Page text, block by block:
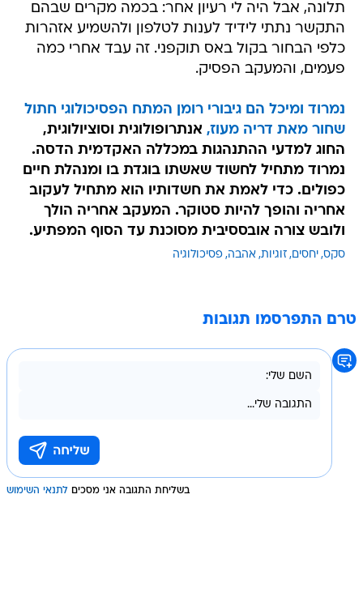
תלונה, אבל היה לי רעיון אחר: בכמה מקרים שבהם
התקשר נתתי לידיד לענות לטלפון ולהשמיע אזהרות
כלפי הבחור בקול באס תוקפני. זה עבד אחרי כמה
פעמים, והמעקב הפסיק.
נמרוד ומיכל הם גיבורי רומן המתח הפסיכולוגי חתול
שחור מאת דריה מעוז, אנתרופולוגית וסוציולוגית,
החוג למדעי ההתנהגות במכללה האקדמית הדסה.
נמרוד מתחיל לחשוד שאשתו בוגדת בו ומנהלת חיים
כפולים. כדי לאמת את חשדותיו הוא מתחיל לעקוב
אחריה והופך להיות סטוקר. המעקב אחריה הולך
ולובש צורה אובססיבית מסוכנת עד הסוף המפתיע.
סקס יחסים זוגיות אהבה פסיכולוגיה
טרם התפרסמו תגובות
בשליחת התגובה אני מסכים לתנאי השימוש